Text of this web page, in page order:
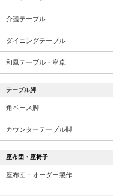
介護テーブル
ダイニングテーブル
和風テーブル・座卓
テーブル脚
角ベース脚
カウンターテーブル脚
座布団・座椅子
座布団・オーダー製作